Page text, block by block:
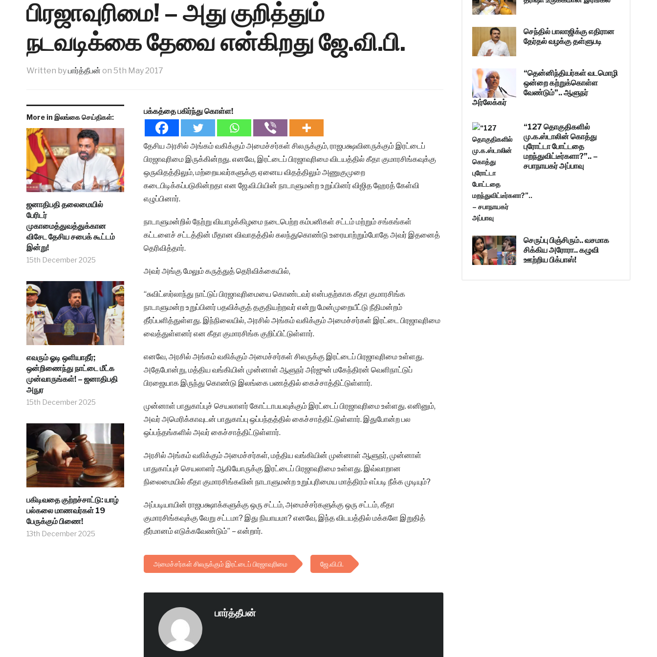
பிரஜாவுரிமை! – அது குறித்தும்
நடவடிக்கை தேவை என்கிறது ஜே.வி.பி.
Written byபார்த்தீபன் on 5th May 2017
More in இலங்கை செய்திகள்:
ஜனாதிபதி தலைமையில்
பேரிடர்
முகாமைத்துவத்துக்கான
விசேட தேசிய சபைக் கூட்டம்
இன்று!
15th December 2025
எவரும் ஓடி ஒளியாதீர்;
ஒன்றிணைந்து நாட்டை மீட்க
முன்வாருங்கள்! – ஜனாதிபதி
அநுர
15th December 2025
பகிடிவதை குற்றச்சாட்டு: யாழ்
பல்கலை மாணவர்கள் 19
பேருக்கும் பிணை!
13th December 2025
பக்கத்தை பகிர்ந்து கொள்ள!
தேசிய அரசில் அங்கம் வகிக்கும் அமைச்சர்கள் சிலருக்கும், ராஜபக்ஷவினருக்கும் இரட்டைப்
பிரஜாவுரிமை இருக்கின்றது. எனவே, இரட்டைப் பிரஜாவுரிமை விடயத்தில் கீதா குமாரசிங்கவுக்கு
ஒருவிதத்திலும், மற்றையவர்களுக்கு ஏனைய விதத்திலும் அணுகுமுறை
கடைபிடிக்கப்படுகின்றதா என ஜே.வி.பியின் நாடாளுமன்ற உறுப்பினர் விஜித ஹேரத் கேள்வி
எழுப்பினார்.
நாடாளுமன்றில் நேற்று வியாழக்கிழமை நடைபெற்ற கம்பனிகள் சட்டம் மற்றும் சங்கங்கள்
கட்டளைச் சட்டத்தின் மீதான விவாதத்தில் கலந்துகொண்டு உரையாற்றும்போதே அவர் இதனைத்
தெரிவித்தார்.
அவர் அங்கு மேலும் கருத்துத் தெரிவிக்கையில்,
“சுவிட்ஸர்லாந்து நாட்டுப் பிரஜாவுரிமையை கொண்டவர் என்பதற்காக கீதா குமாரசிங்க
நாடாளுமன்ற உறுப்பினர் பதவிக்குத் தகுதியற்றவர் என்று மேன்முறையீட்டு நீதிமன்றம்
தீர்ப்பளித்துள்ளது. இந்நிலையில், அரசில் அங்கம் வகிக்கும் அமைச்சர்கள் இரட்டை பிரஜாவுரிமை
வைத்துள்ளனர் என கீதா குமாரசிங்க குறிப்பிட்டுள்ளார்.
எனவே, அரசில் அங்கம் வகிக்கும் அமைச்சர்கள் சிலருக்கு இரட்டைப் பிரஜாவுரிமை உள்ளது.
அதேபோன்று, மத்திய வங்கியின் முன்னாள் ஆளுநர் அர்ஜுன் மகேந்திரன் வெளிநாட்டுப்
பிரஜையாக இருந்து கொண்டு இலங்கை பணத்தில் கைச்சாத்திட்டுள்ளார்.
முன்னாள் பாதுகாப்புச் செயலாளர் கோட்டாபயவுக்கும் இரட்டைப் பிரஜாவுரிமை உள்ளது. எனினும்,
அவர் அமெரிக்காவுடன் பாதுகாப்பு ஒப்பந்தத்தில் கைச்சாத்திட்டுள்ளார். இதுபோன்ற பல
ஒப்பந்தங்களில் அவர் கைச்சாத்திட்டுள்ளார்.
அரசில் அங்கம் வகிக்கும் அமைச்சர்கள், மத்திய வங்கியின் முன்னாள் ஆளுநர், முன்னாள்
பாதுகாப்புச் செயலாளர் ஆகியோருக்கு இரட்டைப் பிரஜாவுரிமை உள்ளது. இவ்வாறான
நிலைமையில் கீதா குமாரசிங்கவின் நாடாளுமன்ற உறுப்புரிமைய மாத்திரம் எப்படி நீக்க முடியும்?
அப்படியாயின் ராஜபக்ஷாக்களுக்கு ஒரு சட்டம், அமைச்சர்களுக்கு ஒரு சட்டம், கீதா
குமாரசிங்கவுக்கு வேறு சட்டமா? இது நியாயமா? எனவே, இந்த விடயத்தில் மக்களே இறுதித்
தீர்மானம் எடுக்கவேண்டும்” – என்றார்.
அமைச்சர்கள் சிலருக்கும் இரட்டைப் பிரஜாவுரிமை ஜே.வி.பி.
பார்த்தீபன்
செந்தில் பாலாஜிக்கு எதிரான
தேர்தல் வழக்கு தள்ளுபடி
“தென்னிந்தியர்கள் வடமொழி
ஒன்றை கற்றுக்கொள்ள
வேண்டும்”.. ஆளுநர்
அர்லேக்கர்
“127 தொகுதிகளில்
மு.க.ஸ்டாலின் கொத்து
புரோட்டா போட்டதை
மறந்துவிட்டீர்களா?”.. –
சபாநாயகர் அப்பாவு
செருப்பு பிஞ்சிரும்.. வசமாக
சிக்கிய அரோரா.. கழுவி
ஊற்றிய பிக்பாஸ்!